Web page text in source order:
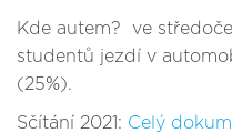
Kde autem? ve
studentů jezdí v
(25%).
Sčítání 2021: Celý